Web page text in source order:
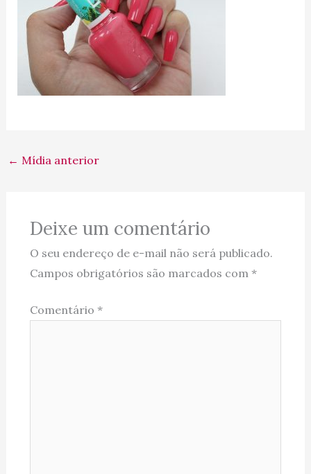
← Mídia anterior
Deixe um comentário
O seu endereço de e-mail não será publicado.
Campos obrigatórios são marcados com *
Comentário *